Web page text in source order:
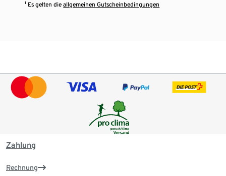
¹ Es gelten dieallgemeinen Gutscheinbedingungen
Zahlung
Rechnung